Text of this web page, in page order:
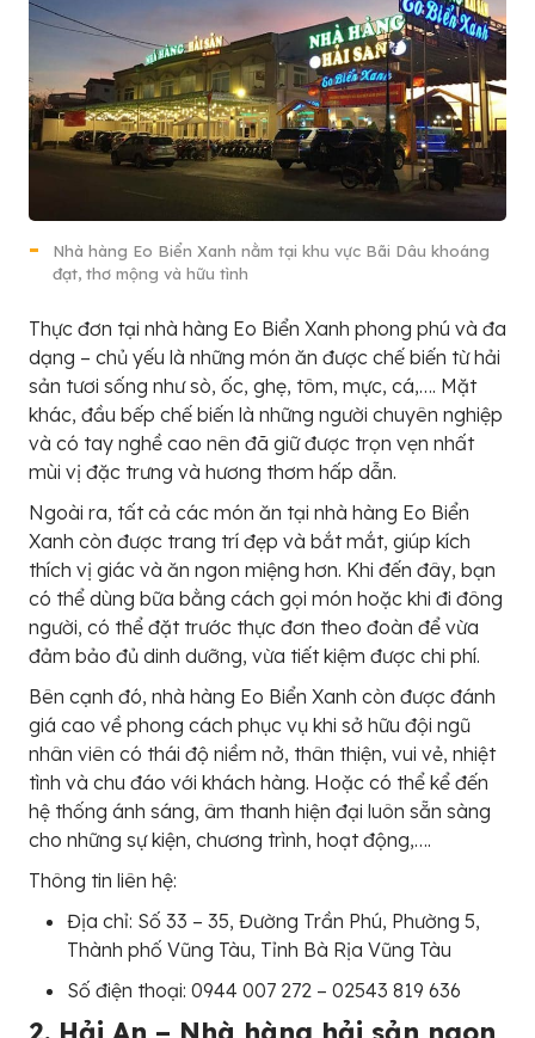
Nhà hàng Eo Biển Xanh nằm tại khu vực Bãi Dâu khoáng
đạt, thơ mộng và hữu tình
Thực đơn tại nhà hàng Eo Biển Xanh phong phú và đa
dạng – chủ yếu là những món ăn được chế biến từ hải
sản tươi sống như sò, ốc, ghẹ, tôm, mực, cá,…. Mặt
khác, đầu bếp chế biến là những người chuyên nghiệp
và có tay nghề cao nên đã giữ được trọn vẹn nhất
mùi vị đặc trưng và hương thơm hấp dẫn.
Ngoài ra, tất cả các món ăn tại nhà hàng Eo Biển
Xanh còn được trang trí đẹp và bắt mắt, giúp kích
thích vị giác và ăn ngon miệng hơn. Khi đến đây, bạn
có thể dùng bữa bằng cách gọi món hoặc khi đi đông
người, có thể đặt trước thực đơn theo đoàn để vừa
đảm bảo đủ dinh dưỡng, vừa tiết kiệm được chi phí.
Bên cạnh đó, nhà hàng Eo Biển Xanh còn được đánh
giá cao về phong cách phục vụ khi sở hữu đội ngũ
nhân viên có thái độ niềm nở, thân thiện, vui vẻ, nhiệt
tình và chu đáo với khách hàng. Hoặc có thể kể đến
hệ thống ánh sáng, âm thanh hiện đại luôn sẵn sàng
cho những sự kiện, chương trình, hoạt động,….
Thông tin liên hệ:
Địa chỉ: Số 33 – 35, Đường Trần Phú, Phường 5,
Thành phố Vũng Tàu, Tỉnh Bà Rịa Vũng Tàu
Số điện thoại: 0944 007 272 – 02543 819 636